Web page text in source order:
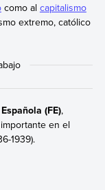
como al capitalismo
extremo, católico
(FE),
en el
1939).